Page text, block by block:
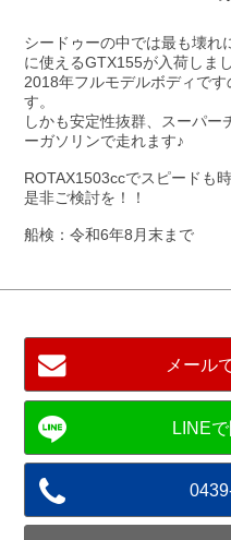
シードゥーの中では最も壊れ
に使えるGTX155が入荷しま
2018年フルモデルボディで
す。
しかも安定性抜群、スーパー
ーガソリンで走れます♪
ROTAX1503ccでスピードも
是非ご検討を！！
船検：令和6年8月末まで
メール